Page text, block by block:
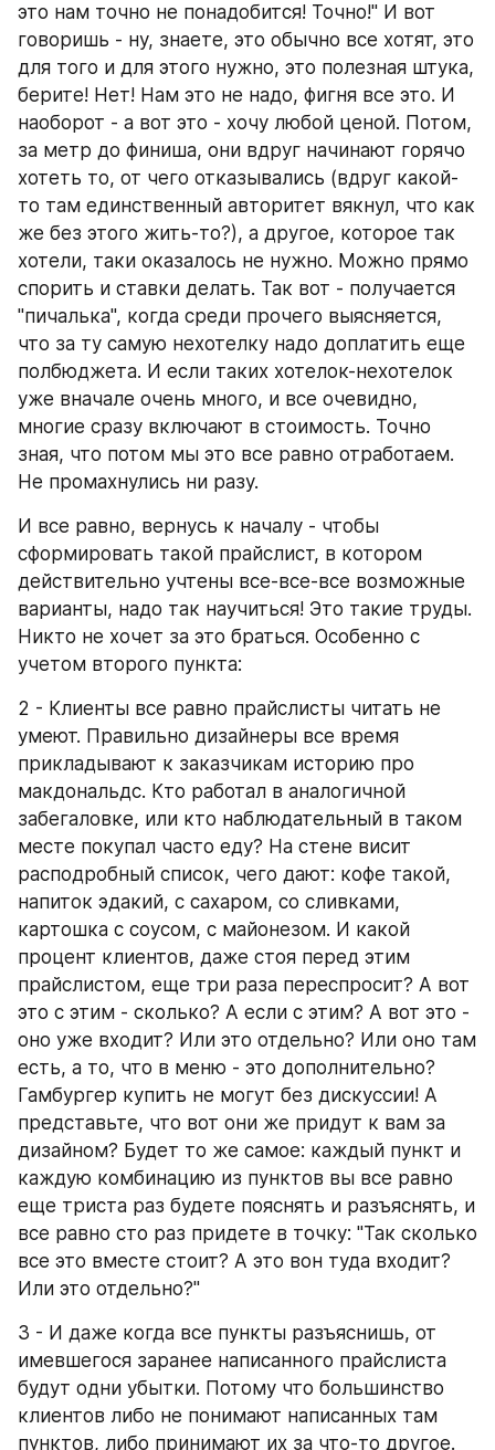
это нам точно не понадобится! Точно!" И вот
говоришь - ну, знаете, это обычно все хотят, это
для того и для этого нужно, это полезная штука,
берите! Нет! Нам это не надо, фигня все это. И
наоборот - а вот это - хочу любой ценой. Потом,
за метр до финиша, они вдруг начинают горячо
хотеть то, от чего отказывались (вдруг какой-
то там единственный авторитет вякнул, что как
же без этого жить-то?), а другое, которое так
хотели, таки оказалось не нужно. Можно прямо
спорить и ставки делать. Так вот - получается
"пичалька", когда среди прочего выясняется,
что за ту самую нехотелку надо доплатить еще
полбюджета. И если таких хотелок-нехотелок
уже вначале очень много, и все очевидно,
многие сразу включают в стоимость. Точно
зная, что потом мы это все равно отработаем.
Не промахнулись ни разу.
И все равно, вернусь к началу - чтобы
сформировать такой прайслист, в котором
действительно учтены все-все-все возможные
варианты, надо так научиться! Это такие труды.
Никто не хочет за это браться. Особенно с
учетом второго пункта:
2 - Клиенты все равно прайслисты читать не
умеют. Правильно дизайнеры все время
прикладывают к заказчикам историю про
макдональдс. Кто работал в аналогичной
забегаловке, или кто наблюдательный в таком
месте покупал часто еду? На стене висит
расподробный список, чего дают: кофе такой,
напиток эдакий, с сахаром, со сливками,
картошка с соусом, с майонезом. И какой
процент клиентов, даже стоя перед этим
прайслистом, еще три раза переспросит? А вот
это с этим - сколько? А если с этим? А вот это -
оно уже входит? Или это отдельно? Или оно там
есть, а то, что в меню - это дополнительно?
Гамбургер купить не могут без дискуссии! А
представьте, что вот они же придут к вам за
дизайном? Будет то же самое: каждый пункт и
каждую комбинацию из пунктов вы все равно
еще триста раз будете пояснять и разъяснять, и
все равно сто раз придете в точку: "Так сколько
все это вместе стоит? А это вон туда входит?
Или это отдельно?"
3 - И даже когда все пункты разъяснишь, от
имевшегося заранее написанного прайслиста
будут одни убытки. Потому что большинство
клиентов либо не понимают написанных там
пунктов, либо принимают их за что-то другое.